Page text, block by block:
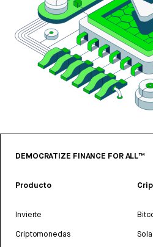
DEMOCRATIZE FINANCE FOR ALL™
Producto
Invierte
Criptomonedas